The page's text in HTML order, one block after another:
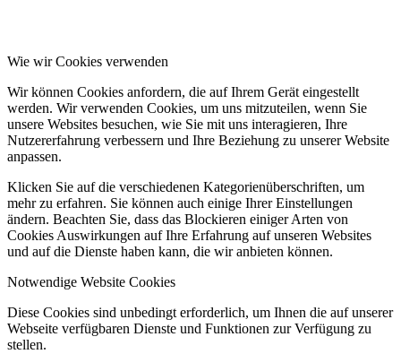
Wie wir Cookies verwenden
Wir können Cookies anfordern, die auf Ihrem Gerät eingestellt
werden. Wir verwenden Cookies, um uns mitzuteilen, wenn Sie
unsere Websites besuchen, wie Sie mit uns interagieren, Ihre
Nutzererfahrung verbessern und Ihre Beziehung zu unserer Website
anpassen.
Klicken Sie auf die verschiedenen Kategorienüberschriften, um
mehr zu erfahren. Sie können auch einige Ihrer Einstellungen
ändern. Beachten Sie, dass das Blockieren einiger Arten von
Cookies Auswirkungen auf Ihre Erfahrung auf unseren Websites
und auf die Dienste haben kann, die wir anbieten können.
Notwendige Website Cookies
Diese Cookies sind unbedingt erforderlich, um Ihnen die auf unserer
Webseite verfügbaren Dienste und Funktionen zur Verfügung zu
stellen.